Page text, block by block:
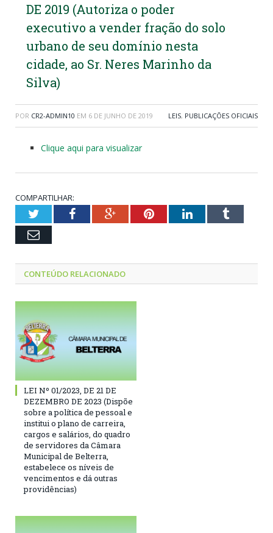
DE 2019 (Autoriza o poder
executivo a vender fração do solo
urbano de seu domínio nesta
cidade, ao Sr. Neres Marinho da
Silva)
POR CR2-ADMIN10 EM 6 DE JUNHO DE 2019 LEIS, PUBLICAÇÕES OFICIAIS
Clique aqui para visualizar
COMPARTILHAR:
TwitterFacebookGoogle+PinterestLinkedInTumblr
Email
CONTEÚDO RELACIONADO
LEI Nº 01/2023, DE 21 DE
DEZEMBRO DE 2023 (Dispõe
sobre a política de pessoal e
institui o plano de carreira,
cargos e salários, do quadro
de servidores da Câmara
Municipal de Belterra,
estabelece os níveis de
vencimentos e dá outras
providências)